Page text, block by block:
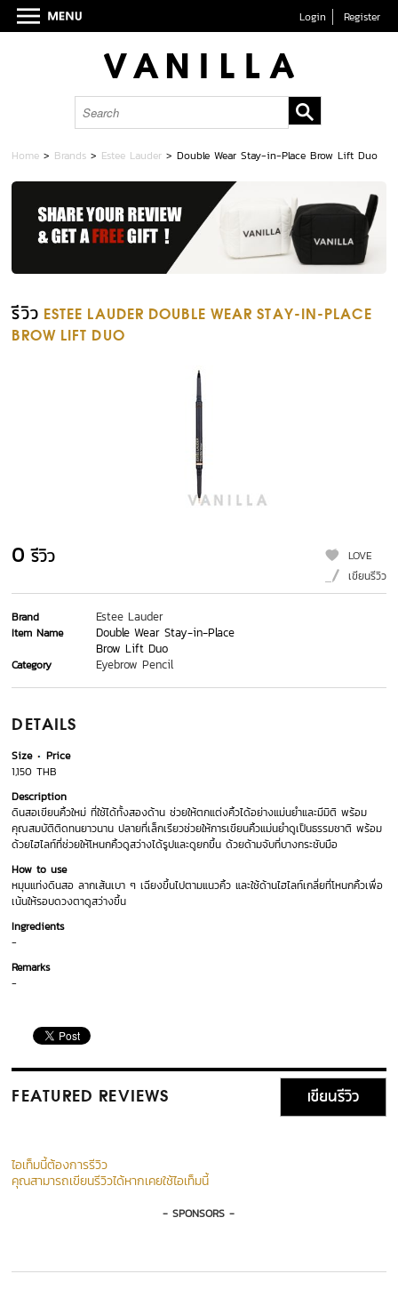
Login Register
Home > Brands > Estee Lauder >Double Wear Stay-in-Place Brow Lift Duo
รีวิว ESTEE LAUDER DOUBLE WEAR STAY-IN-PLACE
BROW LIFT DUO
0 รีวิว
LOVE
เขียนรีวิว
Brand Estee Lauder
Item Name
Double Wear Stay-in-Place
Brow Lift Duo
Category Eyebrow Pencil
DETAILS
Size
Price
1,150 THB
Description
ดินสอเขียนคิ้วใหม่ ที่ใช้ได้ทั้งสองด้าน ช่วยให้ตกแต่งคิ้วได้อย่างแม่นยำและมีมิติ พร้อม
คุณสมบัติติดทนยาวนาน ปลายที่เล็กเรียวช่วยให้การเขียนคิ้วแม่นยำดูเป็นธรรมชาติ พร้อม
ด้วยไฮไลท์ที่ช่วยให้โหนกคิ้วดูสว่างได้รูปและดูยกขึ้น ด้วยด้ามจับที่บางกระชับมือ
How to use
หมุนแท่งดินสอ ลากเส้นเบา ๆ เฉียงขึ้นไปตามแนวคิ้ว และใช้ด้านไฮไลท์เกลี่ยที่โหนกคิ้วเพื่อ
เน้นให้รอบดวงตาดูสว่างขึ้น
Ingredients
-
Remarks
-
FEATURED REVIEWS เขียนรีวิว
ไอเท็มนี้ต้องการรีวิว
คุณสามารถเขียนรีวิวได้หากเคยใช้ไอเท็มนี้
- SPONSORS -